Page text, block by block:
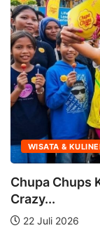
WISATA & KULINER
Chups
Juli 2026